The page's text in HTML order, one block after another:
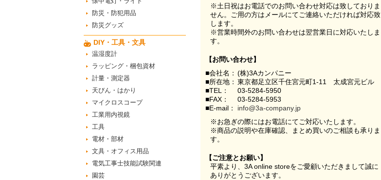
防災・防犯用品
防災グッズ
DIY・工具・文具
温湿度計
ラッピング・梱包資材
計量・測定器
天びん・はかり
マイクロスコープ
工業用内視鏡
工具
電材・部材
文具・オフィス用品
電気工事士技能試験関連
園芸
※土日祝はお電話でのお問い合わせ対応は致しておりま
せん。ご用の方はメールにてご連絡いただければ対応致
します。
※営業時間外のお問い合わせは翌営業日に対応いたしま
す。
【お問い合わせ】
■会社名： (株)3Aカンパニー
■所在地： 東京都足立区千住宮元町1-11 太成宮元ビル
■TEL：
03-5284-5950
■FAX：
03-5284-5953
■E-mail：
info@3a-company.jp
※お急ぎの際にはお電話にてご対応いたします。
※商品の説明や在庫確認、まとめ買いのご相談も承りま
す。
【ご注意とお願い】
平素より、3A online storeをご愛顧いただきまして誠に
ありがとうございます。